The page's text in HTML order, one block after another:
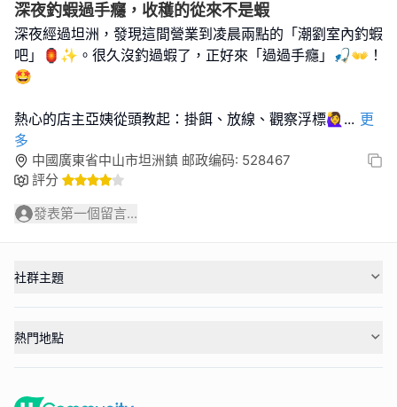
深夜釣蝦過手癮，收穫的從來不是蝦
深夜經過坦洲，發現這間營業到凌晨兩點的「潮劉室內釣蝦
吧」🏮✨。很久沒釣過蝦了，正好來「過過手癮」🎣👐！
🤩
熱心的店主亞姨從頭教起：掛餌、放線、觀察浮標🙋‍♀️ ... 更
多
中國廣東省中山市坦洲鎮 邮政编码: 528467
評分
發表第一個留言...
社群主題
熱門地點